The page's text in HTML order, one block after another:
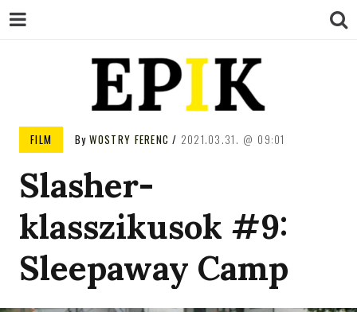
EPIK
FILM ByWOSTRY FERENC 2021.03.31. 09:01
Slasher-
klasszikusok #9:
Sleepaway Camp